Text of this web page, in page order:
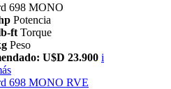
698 MONO
Potencia
ft Torque
Peso
U$D 23.900 i
698 MONO RVE